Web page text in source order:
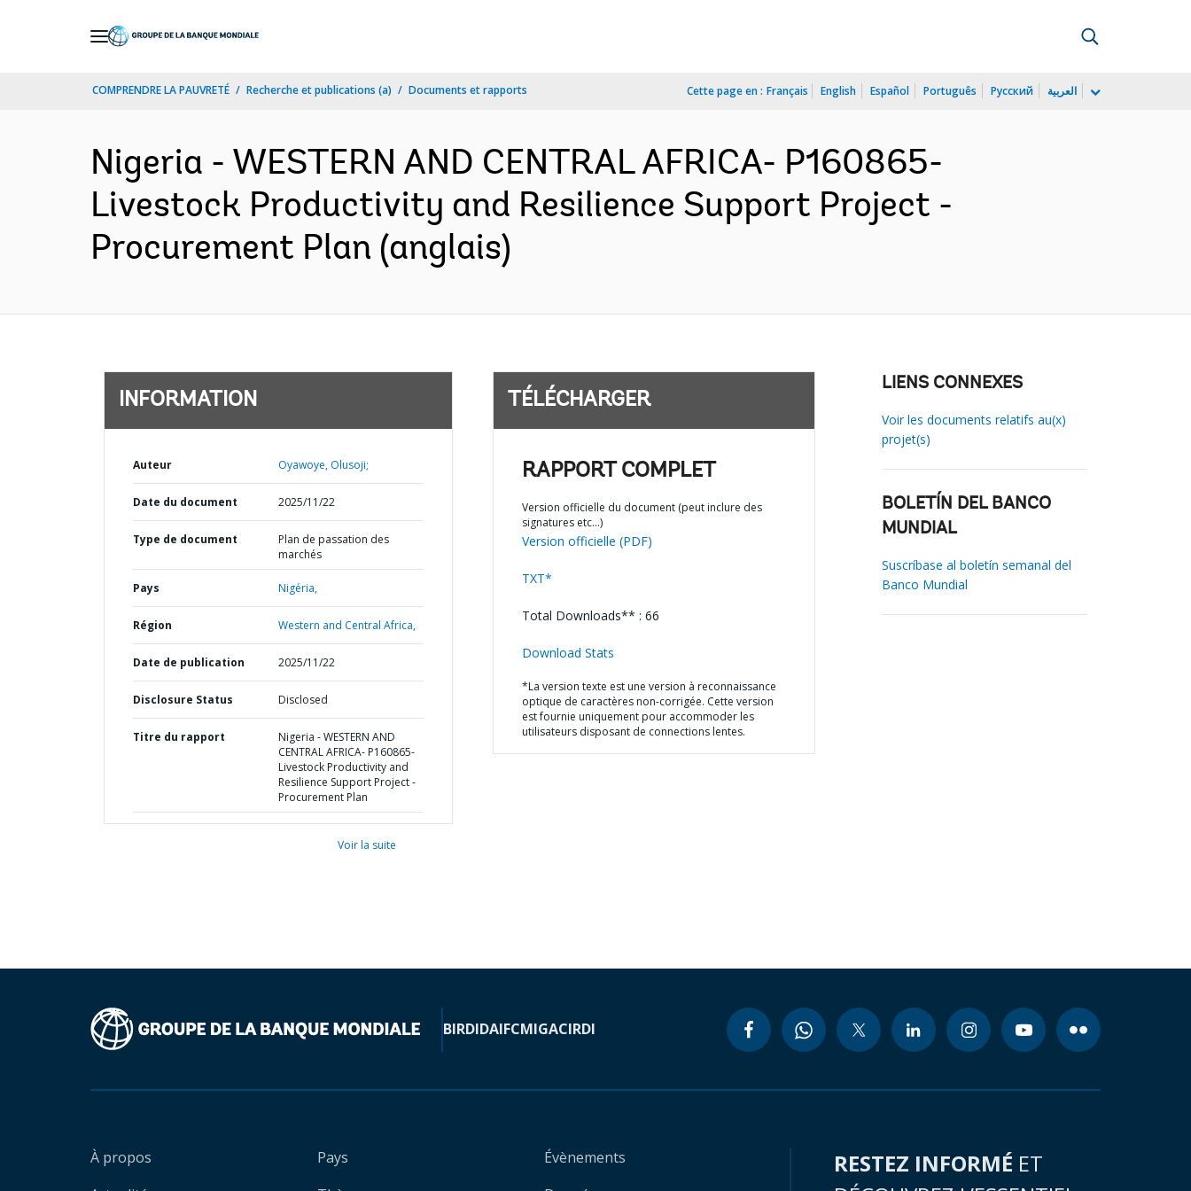
COMPRENDRE LA PAUVRETÉ Recherche et publications (a) Documents et rapports Cette page en : Français English Español Português Русский العربية
Nigeria - WESTERN AND CENTRAL AFRICA- P160865-
Livestock Productivity and Resilience Support Project -
Procurement Plan (anglais)
INFORMATION
Auteur Oyawoye, Olusoji;
Date du document 2025/11/22
Type de document
Plan de passation des
marchés
Pays Nigéria,
Région Western and Central Africa,
Date de publication 2025/11/22
Disclosure Status Disclosed
Titre du rapport
Nigeria - WESTERN AND
CENTRAL AFRICA- P160865-
Livestock Productivity and
Resilience Support Project -
Procurement Plan
Voir la suite
TÉLÉCHARGER
RAPPORT COMPLET
Version officielle du document (peut inclure des
signatures etc…)
Version officielle (PDF)
TXT*
Total Downloads** : 66
Download Stats
*La version texte est une version à reconnaissance
optique de caractères non-corrigée. Cette version
est fournie uniquement pour accommoder les
utilisateurs disposant de connections lentes.
LIENS CONNEXES
Voir les documents relatifs au(x)
projet(s)
BOLETÍN DEL BANCO
MUNDIAL
Suscríbase al boletín semanal del
Banco Mundial
BIRDIDAIFCMIGACIRDI
À propos
Pays
Évènements
RESTEZ INFORMÉ ET